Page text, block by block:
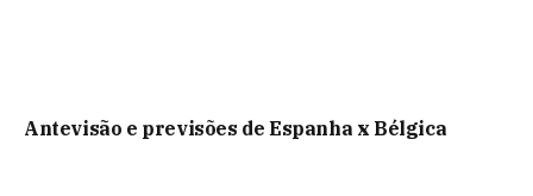
Antevisão e previsões de Espanha x Bélgica